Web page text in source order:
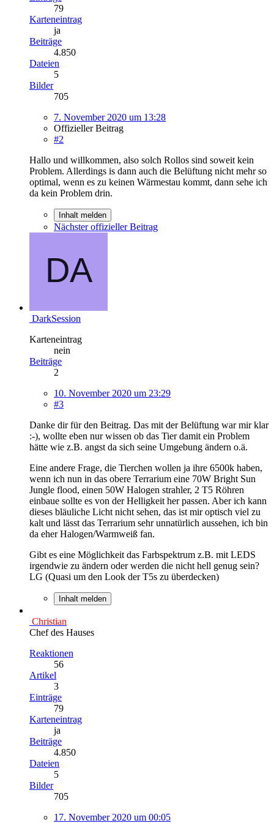
79
Karteneintrag
ja
Beiträge
4.850
Dateien
5
Bilder
705
7. November 2020 um 13:28
Offizieller Beitrag
#2
Hallo und willkommen, also solch Rollos sind soweit kein
Problem. Allerdings is dann auch die Belüftung nicht mehr so
optimal, wenn es zu keinen Wärmestau kommt, dann sehe ich
da kein Problem drin.
Inhalt melden
Nächster offizieller Beitrag
DarkSession
Karteneintrag
nein
Beiträge
2
10. November 2020 um 23:29
#3
Danke dir für den Beitrag. Das mit der Belüftung war mir klar
:-), wollte eben nur wissen ob das Tier damit ein Problem
hätte wie z.B. angst da sich seine Umgebung ändern o.ä.
Eine andere Frage, die Tierchen wollen ja ihre 6500k haben,
wenn ich nun in das obere Terrarium eine 70W Bright Sun
Jungle flood, einen 50W Halogen strahler, 2 T5 Röhren
einbaue sollte es von der Helligkeit her passen. Aber ich kann
dieses bläuliche Licht nicht sehen, das ist mir optisch viel zu
kalt und lässt das Terrarium sehr unnatürlich aussehen, ich bin
da eher Halogen/Warmweiß fan.
Gibt es eine Möglichkeit das Farbspektrum z.B. mit LEDS
irgendwie zu ändern oder werden die nicht hell genug sein?
LG (Quasi um den Look der T5s zu überdecken)
Inhalt melden
Christian
Chef des Hauses
Reaktionen
56
Artikel
3
Einträge
79
Karteneintrag
ja
Beiträge
4.850
Dateien
5
Bilder
705
17. November 2020 um 00:05